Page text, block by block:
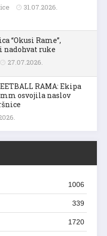
31.07.2026.
“Okusi Rame”,
nadohvat ruke
27.07.2026.
RAMA: Ekipa
osvojila naslov
1006
339
1720